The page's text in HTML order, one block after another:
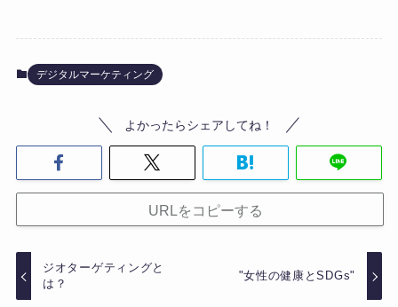
デジタルマーケティング
よかったらシェアしてね！
URLをコピーする
ジオターゲティングと
は？
"女性の健康とSDGs"